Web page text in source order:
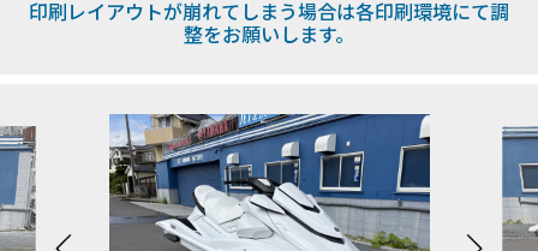
印刷レイアウトが崩れてしまう場合は各印刷環境にて調
整をお願いします。